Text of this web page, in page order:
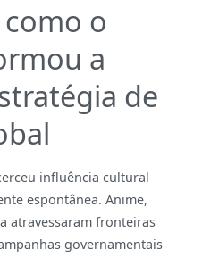
o
a
de
influência cultural
espontânea. Anime,
atravessaram fronteiras
governamentais